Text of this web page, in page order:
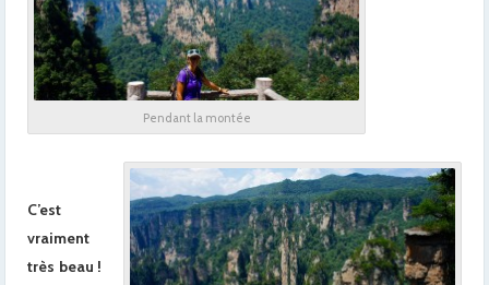
Pendant la montée
C’est
vraiment
très beau !